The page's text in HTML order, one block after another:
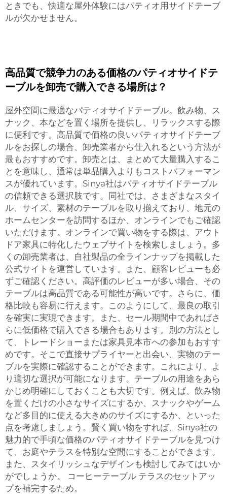
ときでも、快適な屋外体験にはパティオ用サイドテーブ
ルが欠かせません。
高品質で競争力のある価格のパティオサイドテ
ーブルを卸売で購入できる場所は？
屋外空間に最適なパティオサイドテーブル。飲み物、ス
ナック、本などを置く場所を提供し、リラックスする際
に便利です。高品質で価格の良いパティオサイドテーブ
ルをお探しの場合、卸売業者から仕入れるという方法が
最もおすすめです。卸売とは、まとめて大量購入するこ
とを意味し、通常は単品購入よりもコストパフォーマン
スが優れています。Sinya社はパティオサイドテーブル
の信頼できる選択肢です。同社では、さまざまなスタイ
ル、サイズ、素材のテーブルを取り揃えており、地元の
ホームセンターを訪問するほか、オンラインでもご確認
いただけます。オンラインで買い物をする際は、アウト
ドア家具に特化したウェブサイトを検索しましょう。多
くの卸売業者は、自社製品の全ラインナップを掲載した
公式サイトを運営しています。また、顧客レビューも必
ずご確認ください。高評価のレビューが多い場合、その
テーブルは高品質である可能性が高いです。さらに、価
格比較も容易に行えます。このようにして、最良の取引
を確実に実現できます。また、セール期間中であればさ
らに低価格で購入できる場合もあります。別の方法とし
て、トレードショーまたは家具見本市への参加もおすす
めです。そこで直接サプライヤーと出会い、実物のテー
ブルを実際に確認することができます。これにより、よ
り適切な選択が可能になります。テーブルの用途をあら
かじめ明確にしておくことも大切です。例えば、飲み物
を置くだけの小さなサイズにするか、スナックやゲーム
など多目的に使える大きめのサイズにするか、といった
点を考慮しましょう。賢く買い物をすれば、Sinya社の
魅力的で手頃な価格のパティオサイドテーブルを見つけ
て、お庭やテラスを特別な空間にすることができます。
また、スタイリッシュなデザインも検討してみてはいか
がでしょうか。 コーヒーテーブル テラスのセットアッ
プを補完するため。